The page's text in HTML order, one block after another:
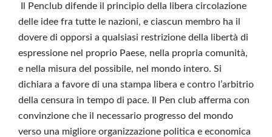
Il Penclub difende il principio della libera circolazione
delle idee fra tutte le nazioni, e ciascun membro ha il
dovere di opporsi a qualsiasi restrizione della libertà di
espressione nel proprio Paese, nella propria comunità,
e nella misura del possibile, nel mondo intero. Si
dichiara a favore di una stampa libera e contro l’arbitrio
della censura in tempo di pace. Il Pen club afferma con
convinzione che il necessario progresso del mondo
verso una migliore organizzazione politica e economica